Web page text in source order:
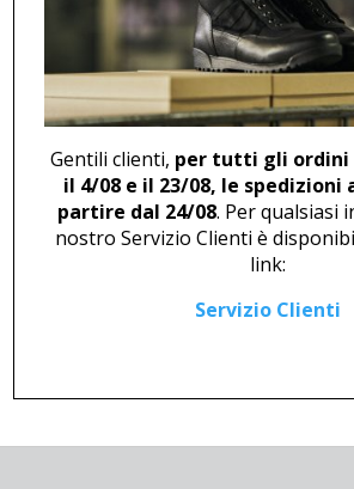
ANKLE BOOT U 46527
219,00€
ANKLE BOOT U 46816
Gentili clienti, per tutti gli
il 4/08 e il 23/08, le spedizioni
partire dal 24/08. Per qualsiasi
nostro Servizio Clienti è
link:
Servizio Clienti